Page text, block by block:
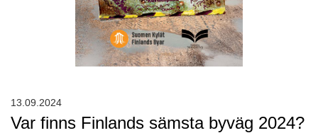
Var finns Finlands sämsta byväg 2024?
13.09.2024